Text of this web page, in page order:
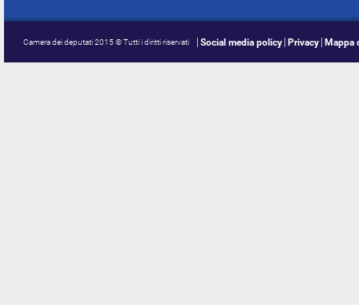
Camera dei deputati 2015 © Tutti i diritti riservati Social media policy Privacy Mappa